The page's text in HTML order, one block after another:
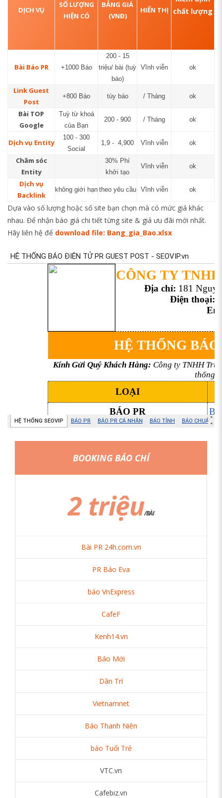
DỊCH VỤ
SỐ LƯỢNG
HIỆN CÓ
BẢNG GIÁ
(VNĐ)
HIỂN THỊ chất lượng
Bài Báo PR +1000 Báo
200 - 15
triệu/ bài (tuỳ
báo)
Vĩnh viễn ok
Link Guest
Post
+800 Báo tùy báo / Tháng ok
Bài TOP
Google
Tuỳ từ khoá
của Bạn
200 - 900 / Tháng ok
Dịch vụ Entity
100 - 300
Social
1,9 - 4,900 Vĩnh viễn ok
Chăm sóc
Entity
30% Phí
khởi tạo
Vĩnh viễn ok
Dịch vụ
Backlink
không giới hạn theo yêu cầu Vĩnh viễn ok
Dựa vào số lượng hoặc số site bạn chọn mà có mức giá khác
nhau. Để nhận báo giá chi tiết từng site & giá ưu đãi mới nhất.
Hãy liên hệ để download file: Bang_gia_Bao.xlsx
BOOKING BÁO CHÍ
2 triệu/BÀI
Bài PR 24h.com.vn
PR Báo Eva
báo VnExpress
CafeF
Kenh14.vn
Báo Mới
Dân Trí
Vietnamnet
Báo Thanh Niên
báo Tuổi Trẻ
VTC.vn
Cafebiz.vn